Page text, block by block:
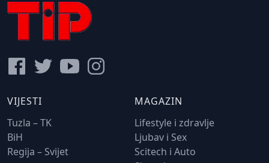
VIJESTI
Tuzla – TK
BiH
Regija – Svijet
MAGAZIN
Lifestyle i zdravlje
Ljubav i Sex
Scitech i Auto